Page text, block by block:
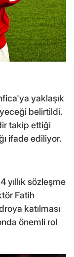
yaklaşık
belirtildi.
takip ettiği
ifade ediliyor.
yıllık sözleşme
Fatih
katılması
önemli rol